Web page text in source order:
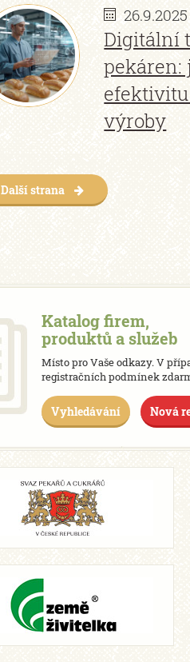
26.9.2025
Digitální
pekáren:
výroby
Další strana
Katalog firem,
produktů a služeb
Místo pro Vaše odkazy. V
registračních podmínek
Vyhledávání Nová